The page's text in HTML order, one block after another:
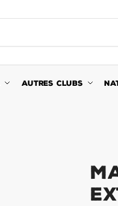
AUTRES CLUBS